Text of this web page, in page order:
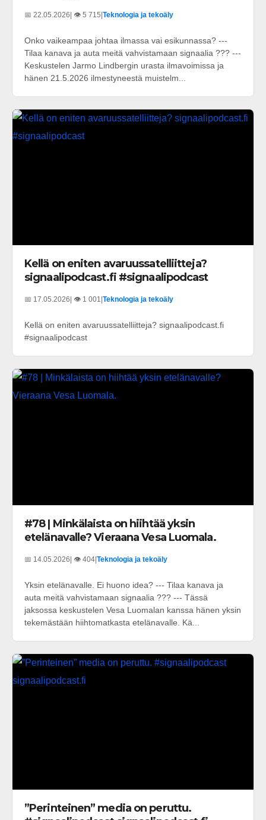
📅 22.05.2026 | 👁️ 5 715 Teknologia ja tekoäly
Onko vaikeampaa johtaa ilmassa vai esikunnassa? ---
Tilaa kanava ja auta meitä vahvistamaan signaalia ??? ---
Keskustelen Jarmo Lindbergin urasta ilmavoimissa ja
hänen 21.5.2026 ilmestyneestä muistelm...
Kellä on eniten avaruussatelliitteja?
signaalipodcast.fi #signaalipodcast
📅 17.05.2026 | 👁️ 1 001 Teknologia ja tekoäly
Kellä on eniten avaruussatelliitteja? signaalipodcast.fi
#signaalipodcast
#78 | Minkälaista on hiihtää yksin
etelänavalle? Vieraana Vesa Luomala.
📅 14.05.2026| 👁️ 404|Teknologia ja tekoäly
Yksin etelänavalle. Ei huono idea? --- Tilaa kanava ja
auta meitä vahvistamaan signaalia ??? --- Tässä
jaksossa keskustelen Vesa Luomalan kanssa hänen yksin
tekemästään hiihtomatkasta etelänavalle. Kä...
”Perinteinen” media on peruttu.